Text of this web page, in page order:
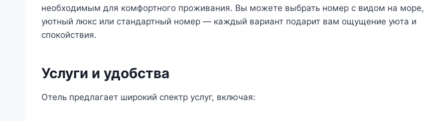
необходимым для комфортного проживания. Вы можете выбрать номер с видом на море,
уютный люкс или стандартный номер — каждый вариант подарит вам ощущение уюта и
спокойствия.
Услуги и удобства
Отель предлагает широкий спектр услуг, включая: